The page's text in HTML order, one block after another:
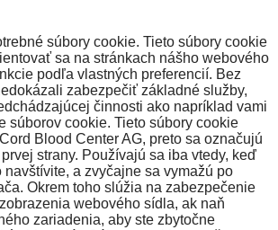
súbory cookie. Tieto súbory cookie
sa na stránkach nášho webového
podľa vlastných preferencií. Bez
zabezpečiť základné služby,
činnosti ako napríklad vami
súborov cookie. Tieto súbory cookie
Blood Center AG, preto sa označujú
strany. Používajú sa iba vtedy, keď
a zvyčajne sa vymažú po
Okrem toho slúžia na zabezpečenie
webového sídla, ak naň
zariadenia, aby ste zbytočne